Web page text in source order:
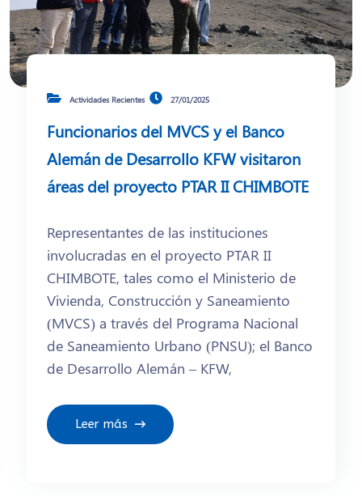
Actividades Recientes 27/01/2025
Funcionarios del MVCS y el Banco
Alemán de Desarrollo KFW visitaron
áreas del proyecto PTAR II CHIMBOTE
Representantes de las instituciones
involucradas en el proyecto PTAR II
CHIMBOTE, tales como el Ministerio de
Vivienda, Construcción y Saneamiento
(MVCS) a través del Programa Nacional
de Saneamiento Urbano (PNSU); el Banco
de Desarrollo Alemán – KFW,
Leer más